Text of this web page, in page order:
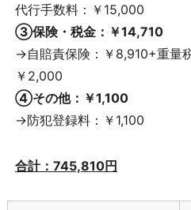
代行手数料：￥15,000
③保険・税金：￥14,710
→自賠責保険：￥8,910+重量
￥2,000
④その他：￥1,100
→防犯登録料：￥1,100
合計：745,810円